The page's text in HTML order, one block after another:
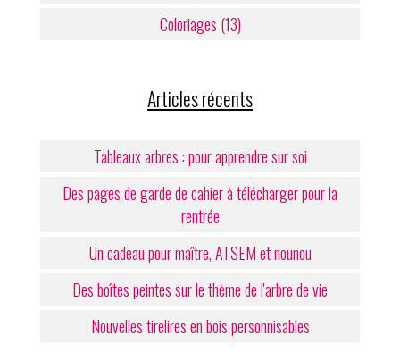
Coloriages (13)
Articles récents
Tableaux arbres : pour apprendre sur soi
Des pages de garde de cahier à télécharger pour la
rentrée
Un cadeau pour maître, ATSEM et nounou
Des boîtes peintes sur le thème de l'arbre de vie
Nouvelles tirelires en bois personnisables